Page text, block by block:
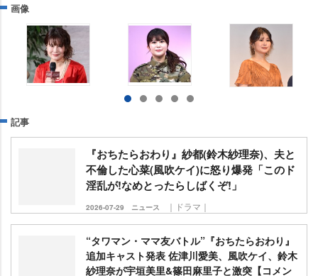
画像
記事
『おちたらおわり』紗都(鈴木紗理奈)、夫と
不倫した心菜(風吹ケイ)に怒り爆発「このド
淫乱が!なめとったらしばくぞ!」
2026-07-29 ニュース ｜ドラマ｜
“タワマン・ママ友バトル”『おちたらおわり』
追加キャスト発表 佐津川愛美、風吹ケイ、鈴木
紗理奈が宇垣美里&篠田麻里子と激突【コメン